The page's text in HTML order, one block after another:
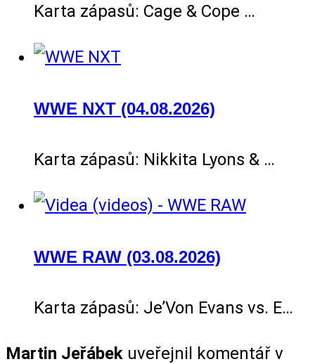
Karta zápasů: Cage & Cope …
WWE NXT (04.08.2026)
Karta zápasů: Nikkita Lyons & …
WWE RAW (03.08.2026)
Karta zápasů: Je’Von Evans vs. E…
Martin Jeřábek uveřejnil komentář v